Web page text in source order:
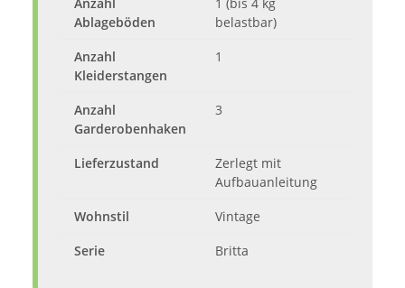
Ablageböden
belastbar)
Anzahl
Kleiderstangen
1
Anzahl
Garderobenhaken
3
Lieferzustand
Zerlegt mit
Aufbauanleitung
Wohnstil
Vintage
Serie
Britta